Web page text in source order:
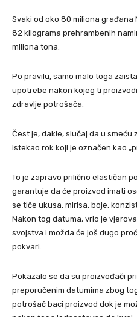
Svaki od oko 80 miliona
82 kilograma prehrambenih
miliona tona.
Po pravilu, samo malo toga
upotrebe nakon kojeg ti
zdravlje potrošača.
Čest je, dakle, slučaj da u smeću
istekao rok koji je označen kao
To je zapravo prilično elastičan
garantuje da će proizvod imati
se tiče ukusa, mirisa, boje,
Nakon tog datuma, vrlo je
svojstva i možda će još dugo
pokvari.
Pokazalo se da su proizvođači
preporučenim datumima zbog
potrošač baci proizvod dok je